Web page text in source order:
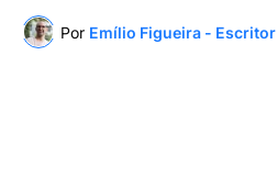
Por Emílio Figueira - Escritor